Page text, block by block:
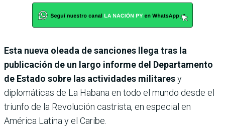
Esta nueva oleada de sanciones llega tras la
publicación de un largo informe del Departamento
de Estado sobre las actividades militaresy
diplomáticas de La Habana en todo el mundo desde el
triunfo de la Revolución castrista, en especial en
América Latina y el Caribe.